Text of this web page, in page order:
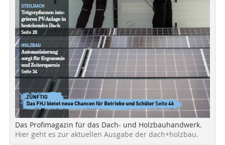
Das Profimagazin für das Dach- und Holzbauhandwerk.
Hier geht es zur aktuellen Ausgabe der dach+holzbau.